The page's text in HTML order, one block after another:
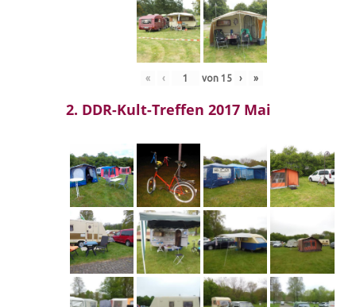
« ‹ von 15 › »
2. DDR-Kult-Treffen 2017 Mai